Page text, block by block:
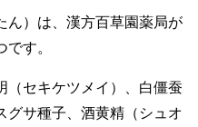
ん）は、漢方百草園薬局が
す。
（セキケツメイ）、白僵蚕
グサ種子、酒黄精（シュオ